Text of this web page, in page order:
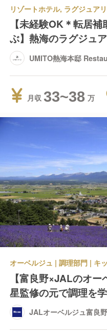
【未経験OK＊転居
ぶ】熱海のラグジュ
UMITO熱海本邸
月収 33~38
【富良野×JALのオ
星監修の元で調理を学
JALオーベルジュ富良野